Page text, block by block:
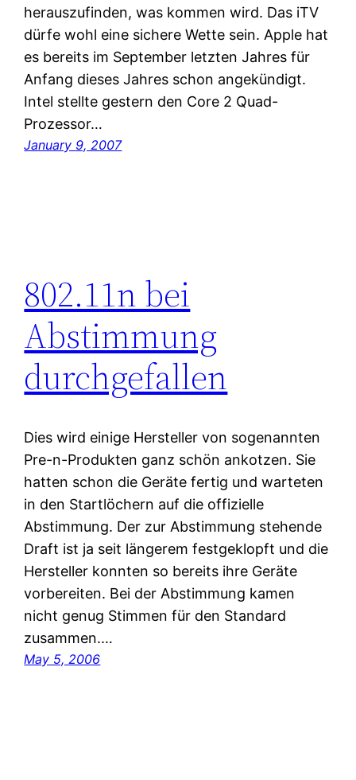
herauszufinden, was kommen wird. Das iTV
dürfe wohl eine sichere Wette sein. Apple hat
es bereits im September letzten Jahres für
Anfang dieses Jahres schon angekündigt.
Intel stellte gestern den Core 2 Quad-
Prozessor…
January 9, 2007
802.11n bei
Abstimmung
durchgefallen
Dies wird einige Hersteller von sogenannten
Pre-n-Produkten ganz schön ankotzen. Sie
hatten schon die Geräte fertig und warteten
in den Startlöchern auf die offizielle
Abstimmung. Der zur Abstimmung stehende
Draft ist ja seit längerem festgeklopft und die
Hersteller konnten so bereits ihre Geräte
vorbereiten. Bei der Abstimmung kamen
nicht genug Stimmen für den Standard
zusammen.…
May 5, 2006